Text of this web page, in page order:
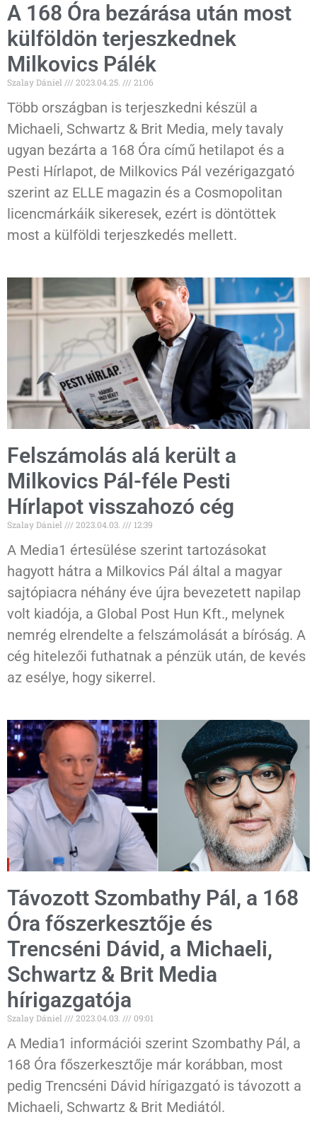
A 168 Óra bezárása után most
külföldön terjeszkednek
Milkovics Pálék
Szalay Dániel 2023.04.25. 21:06
Több országban is terjeszkedni készül a
Michaeli, Schwartz & Brit Media, mely tavaly
ugyan bezárta a 168 Óra című hetilapot és a
Pesti Hírlapot, de Milkovics Pál vezérigazgató
szerint az ELLE magazin és a Cosmopolitan
licencmárkáik sikeresek, ezért is döntöttek
most a külföldi terjeszkedés mellett.
Felszámolás alá került a
Milkovics Pál-féle Pesti
Hírlapot visszahozó cég
Szalay Dániel 2023.04.03. 12:39
A Media1 értesülése szerint tartozásokat
hagyott hátra a Milkovics Pál által a magyar
sajtópiacra néhány éve újra bevezetett napilap
volt kiadója, a Global Post Hun Kft., melynek
nemrég elrendelte a felszámolását a bíróság. A
cég hitelezői futhatnak a pénzük után, de kevés
az esélye, hogy sikerrel.
Távozott Szombathy Pál, a 168
Óra főszerkesztője és
Trencséni Dávid, a Michaeli,
Schwartz & Brit Media
hírigazgatója
Szalay Dániel 2023.04.03. 09:01
A Media1 információi szerint Szombathy Pál, a
168 Óra főszerkesztője már korábban, most
pedig Trencséni Dávid hírigazgató is távozott a
Michaeli, Schwartz & Brit Mediától.